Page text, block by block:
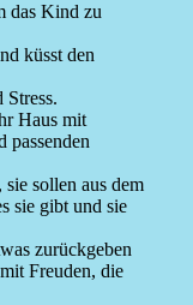
das Kind zu
küsst den
Haus mit
passenden
sollen aus dem
sie gibt und sie
zurückgeben
Freuden, die